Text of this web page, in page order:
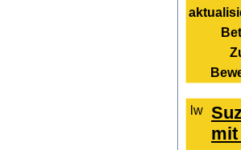
mit